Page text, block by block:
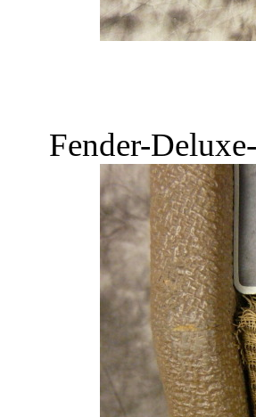
Fender-